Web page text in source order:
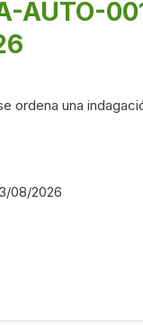
AUTO-
ordena una
08/2026